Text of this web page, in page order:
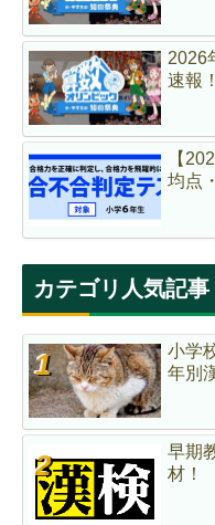
2026
速報！
【
均点
カテゴリ人気記事
小学
年別
早期
材！